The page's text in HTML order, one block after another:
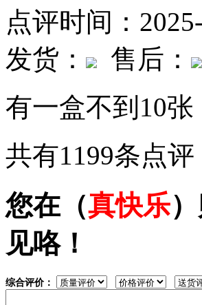
点评时间：
发货：
售后：
有一盒不到10
共有1199条点评
您在（真快乐
见咯！
综合评价：